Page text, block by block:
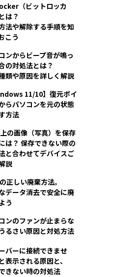
（ビットロッカ
は？
法や解除する手順を知
こう
ンからビープ音が鳴っ
の対処法とは？
類や原因を詳しく解説
11/10】復元ポイ
らパソコンを元の状態
方法
の画像（写真）を保存
は？ 保存できない際の
と合わせてデバイスご
説
正しい廃棄方法。
データ消去で安全に廃
う
ンのファンが止まらな
るさい原因と対処方法
ーバーに接続できませ
表示される原因と、
きない時の対処法